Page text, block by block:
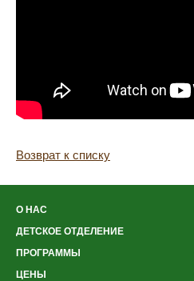
Возврат к списку
О НАС
ДЕТСКОЕ ОТДЕЛЕНИЕ
ПРОГРАММЫ
ЦЕНЫ